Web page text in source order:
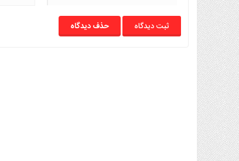
حذف دیدگاه